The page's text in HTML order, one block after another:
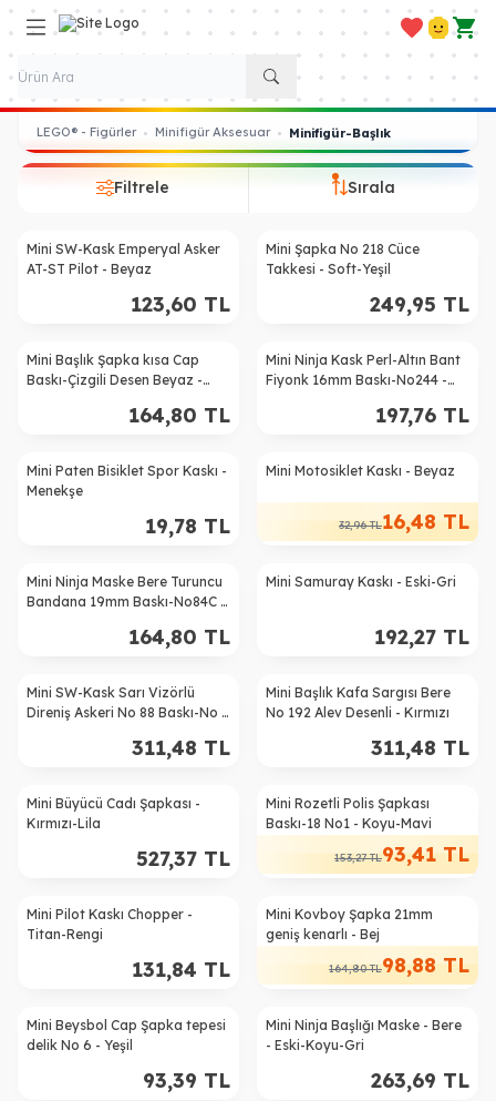
Favorilerim
Hesabım
LEGO® - Figürler • Minifigür Aksesuar • Minifigür-Başlık
Filtrele Sırala
Mini SW-Kask Emperyal Asker
AT-ST Pilot - Beyaz
123,60 TL
Mini Şapka No 218 Cüce
Takkesi - Soft-Yeşil
249,95 TL
Mini Başlık Şapka kısa Cap
Baskı-Çizgili Desen Beyaz -
164,80 TL
Mini Ninja Kask Perl-Altın Bant
Fiyonk 16mm Baskı-No244 -
197,76 TL
Mini Paten Bisiklet Spor Kaskı -
Menekşe
19,78 TL
%50
Mini Motosiklet Kaskı - Beyaz
32,96TL16,48 TL
Mini Ninja Maske Bere Turuncu
Bandana 19mm Baskı-No84C -
164,80 TL
Mini Samuray Kaskı - Eski-Gri
192,27 TL
Mini SW-Kask Sarı Vizörlü
Direniş Askeri No 88 Baskı-No 1
311,48 TL
Mini Başlık Kafa Sargısı Bere
No 192 Alev Desenli - Kırmızı
311,48 TL
Mini Büyücü Cadı Şapkası -
Kırmızı-Lila
527,37 TL
%39
Mini Rozetli Polis Şapkası
Baskı-18 No1 - Koyu-Mavi
153,27TL93,41 TL
Mini Pilot Kaskı Chopper -
Titan-Rengi
131,84 TL
%40
Mini Kovboy Şapka 21mm
geniş kenarlı - Bej
164,80TL98,88 TL
Mini Beysbol Cap Şapka tepesi
delik No 6 - Yeşil
93,39 TL
Mini Ninja Başlığı Maske - Bere
- Eski-Koyu-Gri
263,69 TL